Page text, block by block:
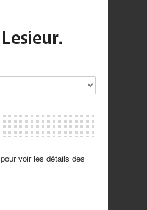
voir les détails des